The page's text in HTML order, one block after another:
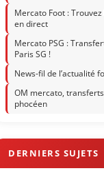
Mercato Foot :
en direct
Mercato PSG :
Paris SG !
News-fil de l’actualité
OM mercato,
phocéen